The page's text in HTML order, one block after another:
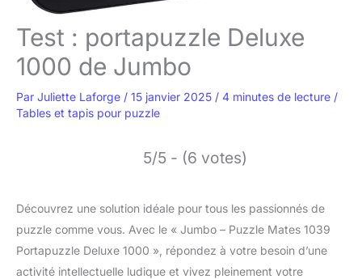
Test : portapuzzle Deluxe
1000 de Jumbo
Par Juliette Laforge / 15 janvier 2025 / 4 minutes de lecture /
Tables et tapis pour puzzle
5/5 - (6 votes)
Découvrez une solution idéale pour tous les passionnés de
puzzle comme vous. Avec le « Jumbo – Puzzle Mates 1039
Portapuzzle Deluxe 1000 », répondez à votre besoin d’une
activité intellectuelle ludique et vivez pleinement votre